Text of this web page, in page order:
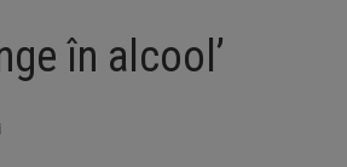
pregătește posibile limitări de consum
VIII: Investiții în lei și euro, cu dobânzi
dată importantă pentru șoferi și
Ziua Internațională a Berii. Sărbătoarea
în alcool’